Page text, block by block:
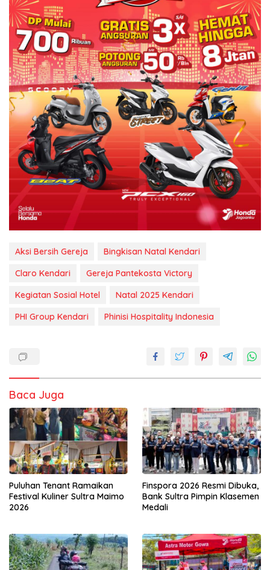
Aksi Bersih Gereja
Bingkisan Natal Kendari
Claro Kendari
Gereja Pantekosta Victory
Kegiatan Sosial Hotel
Natal 2025 Kendari
PHI Group Kendari
Phinisi Hospitality Indonesia
Baca Juga
Puluhan Tenant Ramaikan
Festival Kuliner Sultra Maimo
2026
Finspora 2026 Resmi Dibuka,
Bank Sultra Pimpin Klasemen
Medali